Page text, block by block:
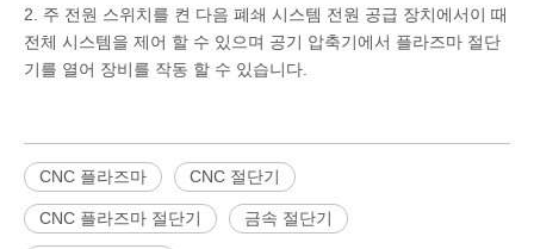
2. 주 전원 스위치를 켠 다음 폐쇄 시스템 전원 공급 장치에서이 때
전체 시스템을 제어 할 수 있으며 공기 압축기에서 플라즈마 절단
기를 열어 장비를 작동 할 수 있습니다.
CNC 플라즈마 CNC 절단기
CNC 플라즈마 절단기 금속 절단기